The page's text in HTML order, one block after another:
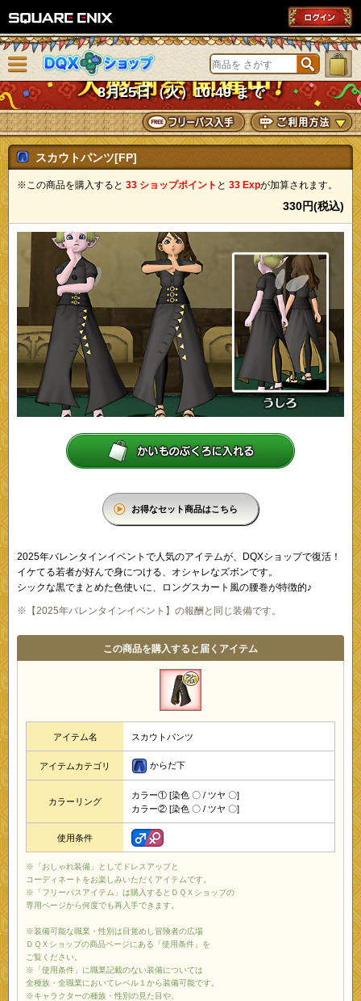
DQXショップ
8月25日（火）10:49 まで
ニューを閉じる
スカウトパンツ[FP]
※この商品を購入すると 33 ショップポイント と 33 Expが加算されます。
330円(税込)
お得なセット商品はこちら
2025年バレンタインイベントで人気のアイテムが、DQXショップで復活！
イケてる若者が好んで身につける、オシャレなズボンです。
シックな黒でまとめた色使いに、ロングスカート風の腰巻が特徴的♪
※【2025年バレンタインイベント】の報酬と同じ装備です。
この商品を購入すると届くアイテム
アイテム名 スカウトパンツ
アイテムカテゴリ からだ下
カラーリング
カラー① [染色 〇 / ツヤ 〇]
カラー② [染色 〇 / ツヤ 〇]
使用条件
※「おしゃれ装備」としてドレスアップと
コーディネートをお楽しみいただくアイテムです。
※「フリーパスアイテム」は購入するとＤＱＸショップの
専用ページから何度でも再入手できます。
※装備可能な職業・性別は目覚めし冒険者の広場
ＤＱＸショップの商品ページにある「使用条件」を
ご覧ください。
※「使用条件」に職業記載のない装備については
全種族・全職業においてレベル１から装備可能です。
※キャラクターの種族・性別の見た目や、